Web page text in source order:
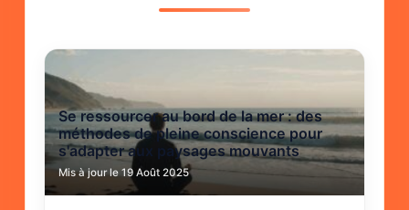
Se ressourcer au bord de la mer : des
méthodes de pleine conscience pour
s'adapter aux paysages mouvants
Mis à jour le 19 Août 2025